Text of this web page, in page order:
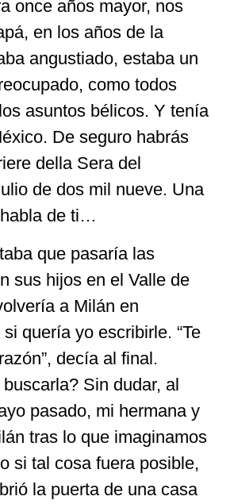
once años mayor, nos
en los años de la
angustiado, estaba un
como todos
asuntos bélicos. Y tenía
De seguro habrás
della Sera del
de dos mil nueve. Una
de ti…
que pasaría las
sus hijos en el Valle de
a Milán en
quería yo escribirle. “Te
decía al final.
Sin dudar, al
pasado, mi hermana y
tras lo que imaginamos
si tal cosa fuera posible,
la puerta de una casa